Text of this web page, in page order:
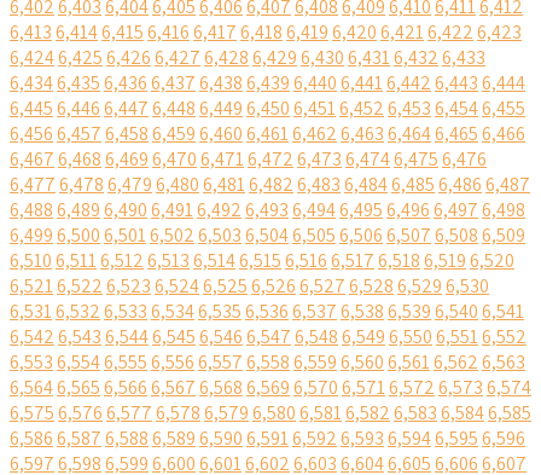
6,4026,4036,4046,4056,4066,4076,4086,4096,4106,4116,412
6,4136,4146,4156,4166,4176,4186,4196,4206,4216,4226,423
6,4246,4256,4266,4276,4286,4296,4306,4316,4326,433
6,4346,4356,4366,4376,4386,4396,4406,4416,4426,4436,444
6,4456,4466,4476,4486,4496,4506,4516,4526,4536,4546,455
6,4566,4576,4586,4596,4606,4616,4626,4636,4646,4656,466
6,4676,4686,4696,4706,4716,4726,4736,4746,4756,476
6,4776,4786,4796,4806,4816,4826,4836,4846,4856,4866,487
6,4886,4896,4906,4916,4926,4936,4946,4956,4966,4976,498
6,4996,5006,5016,5026,5036,5046,5056,5066,5076,5086,509
6,5106,5116,5126,5136,5146,5156,5166,5176,5186,5196,520
6,5216,5226,5236,5246,5256,5266,5276,5286,5296,530
6,5316,5326,5336,5346,5356,5366,5376,5386,5396,5406,541
6,5426,5436,5446,5456,5466,5476,5486,5496,5506,5516,552
6,5536,5546,5556,5566,5576,5586,5596,5606,5616,5626,563
6,5646,5656,5666,5676,5686,5696,5706,5716,5726,5736,574
6,5756,5766,5776,5786,5796,5806,5816,5826,5836,5846,585
6,5866,5876,5886,5896,5906,5916,5926,5936,5946,5956,596
6,5976,5986,5996,6006,6016,6026,6036,6046,6056,6066,607